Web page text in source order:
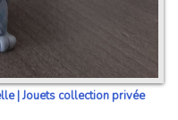
| Jouets collection privée